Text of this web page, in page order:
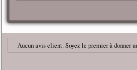
Aucun avis client. Soyez le premier à donner